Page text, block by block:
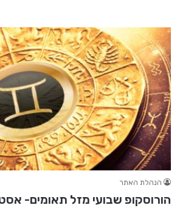
הנהלת האתר
הורוסקופ שבועי מזל תאומים-